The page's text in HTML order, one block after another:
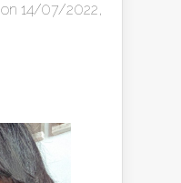
on 14/07/2022,